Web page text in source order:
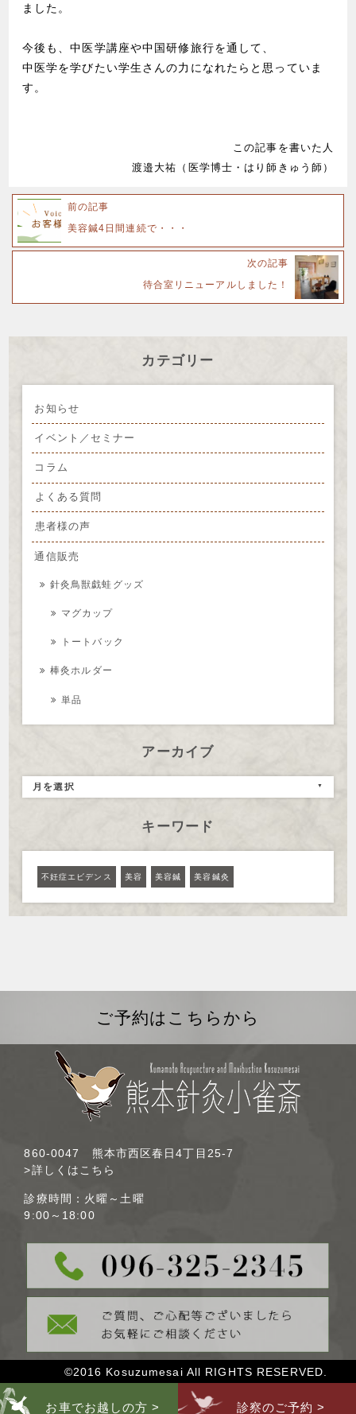
ました。
今後も、中医学講座や中国研修旅行を通して、
中医学を学びたい学生さんの力になれたらと思っていま
す。
この記事を書いた人
渡邉大祐（医学博士・はり師きゅう師）
前の記事
美容鍼4日間連続で・・・
次の記事
待合室リニューアルしました！
カテゴリー
お知らせ
イベント／セミナー
コラム
よくある質問
患者様の声
通信販売
針灸鳥獣戯蛙グッズ
マグカップ
トートバック
棒灸ホルダー
単品
アーカイブ
月を選択
キーワード
不妊症エビデンス 美容 美容鍼 美容鍼灸
ご予約はこちらから
860-0047 熊本市西区春日4丁目25-7
>詳しくはこちら
診療時間：火曜～土曜
9:00～18:00
お車でお越しの方 > 診察のご予約 >
©2016 Kosuzumesai All RIGHTS RESERVED.